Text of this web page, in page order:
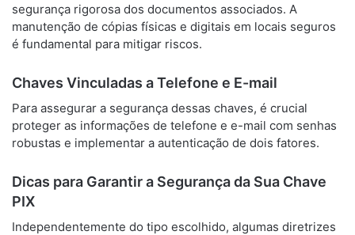
segurança rigorosa dos documentos associados. A
manutenção de cópias físicas e digitais em locais seguros
é fundamental para mitigar riscos.
Chaves Vinculadas a Telefone e E-mail
Para assegurar a segurança dessas chaves, é crucial
proteger as informações de telefone e e-mail com senhas
robustas e implementar a autenticação de dois fatores.
Dicas para Garantir a Segurança da Sua Chave
PIX
Independentemente do tipo escolhido, algumas diretrizes